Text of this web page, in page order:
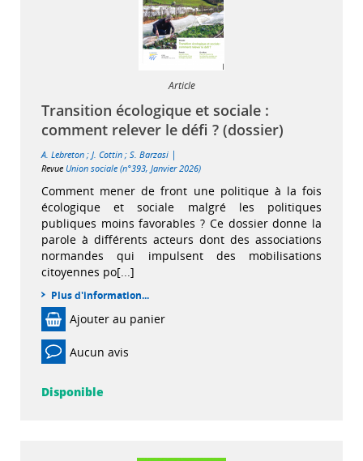
Article
Transition écologique et sociale :
comment relever le défi ? (dossier)
A. Lebreton ; J. Cottin ; S. Barzasi |
Revue Union sociale (n°393, Janvier 2026)
Comment mener de front une politique à la fois
écologique et sociale malgré les politiques
publiques moins favorables ? Ce dossier donne la
parole à différents acteurs dont des associations
normandes qui impulsent des mobilisations
citoyennes po[...]
Plus d'information...
Ajouter au panier
Aucun avis
Disponible